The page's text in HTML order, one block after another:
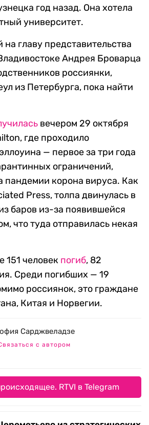
год назад. Она хотела
университет.
главу представительства
Андрея Броварца
россиянки,
из Петербурга, пока найти
вечером 29 октября
где проходило
— первое за три года
ограничений,
пандемии корона вируса. Как
Press, толпа двинулась в
баров из-за появившейся
что туда отправилась некая
151 человек погиб, 82
Среди погибших — 19
россиянок, это граждане
Китая и Норвегии.
Сарджвеладзе
с автором
RTVI в Telegram